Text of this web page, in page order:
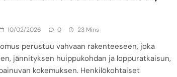
10/02/2026 0 23 Mins
perustuu vahvaan rakenteeseen, joka
jännityksen huippukohdan ja loppuratkaisun,
kokemuksen. Henkilökohtaiset